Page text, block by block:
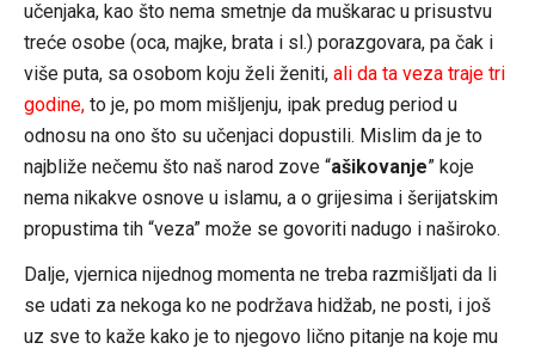
učenjaka, kao što nema smetnje da muškarac u prisustvu
treće osobe (oca, majke, brata i sl.) porazgovara, pa čak i
više puta, sa osobom koju želi ženiti, ali da ta veza traje tri
godine,to je, po mom mišljenju, ipak predug period u
odnosu na ono što su učenjaci dopustili. Mislim da je to
najbliže nečemu što naš narod zove “ašikovanje” koje
nema nikakve osnove u islamu, a o grijesima i šerijatskim
propustima tih “veza” može se govoriti nadugo i naširoko.
Dalje, vjernica nijednog momenta ne treba razmišljati da li
se udati za nekoga ko ne podržava hidžab, ne posti, i još
uz sve to kaže kako je to njegovo lično pitanje na koje mu